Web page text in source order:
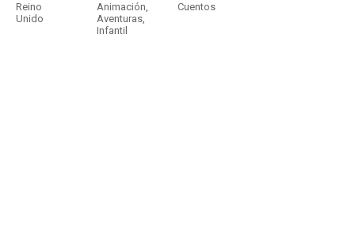
Reino
Unido
Animación,
Aventuras,
Infantil
Cuentos